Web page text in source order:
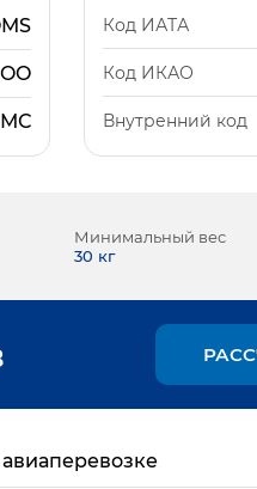
Код ИАТА
Код ИКАО
Внутренний код
Минимальный вес
30 кг